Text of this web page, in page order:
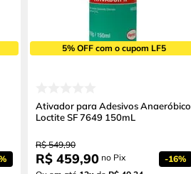
5% OFF com o cupom LF5
Ativador para Adesivos Anaeróbico
Loctite SF 7649 150mL
R$ 549,90
R$ 459,90 no Pix -16%